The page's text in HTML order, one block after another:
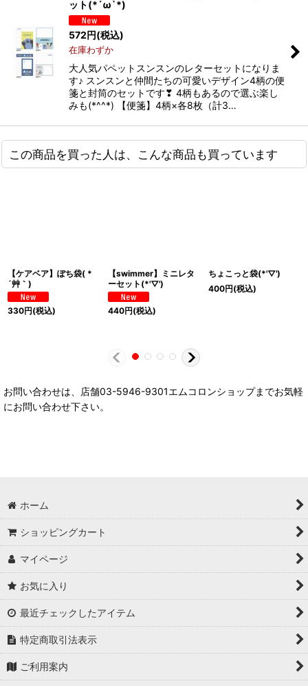
ット(*´ω`*)
572円(税込)
在庫わずか
大人気パペットスンスンのレターセットになりま
す♪ スンスンと仲間たちの可愛いデザイン4柄の便
箋と封筒のセットです❣ 4柄もあるので選ぶ楽し
みも(*^^*) 【便箋】4柄×各8枚（計3…
この商品を買った人は、こんな商品も買っています
【ケアベア】ぽち袋( *
´艸｀)
330円(税込)
【swimmer】ミニレタ
ーセット(*'▽')
440円(税込)
ちょこっと袋(*'▽')
400円(税込)
お問い合わせは、店舗03-5946-9301エムコロンショップまでお気軽
にお問い合わせ下さい。
ホーム
ショッピングカート
マイページ
お気に入り
最近チェックしたアイテム
特定商取引法表示
ご利用案内